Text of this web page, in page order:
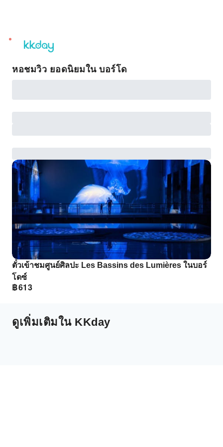
unread
notifications
หอชมวิว ยอดนิยมใน บอร์โด
ตั๋วเข้าชมศูนย์ศิลปะ Les Bassins des Lumières ในบอร์
โดซ์
฿613
ดูเพิ่มเติมใน KKday